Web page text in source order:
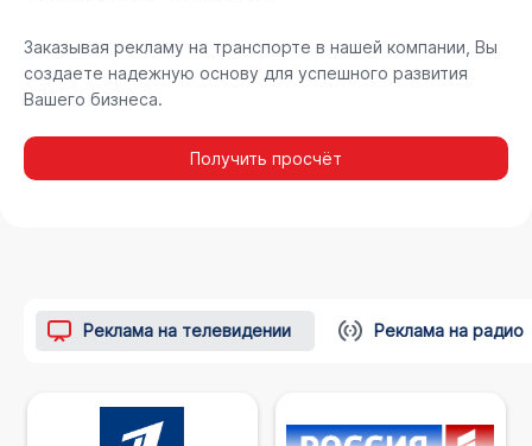
Заказывая рекламу на транспорте в нашей компании, Вы
создаете надежную основу для успешного развития
Вашего бизнеса.
Получить просчёт
Реклама на телевидении Реклама на радио